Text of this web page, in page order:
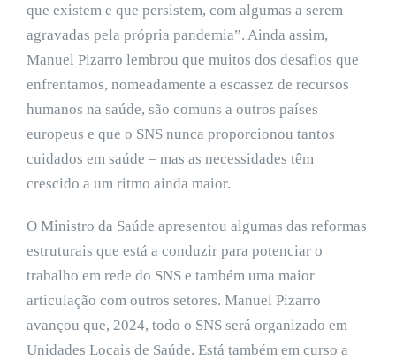
que existem e que persistem, com algumas a serem
agravadas pela própria pandemia”. Ainda assim,
Manuel Pizarro lembrou que muitos dos desafios que
enfrentamos, nomeadamente a escassez de recursos
humanos na saúde, são comuns a outros países
europeus e que o SNS nunca proporcionou tantos
cuidados em saúde – mas as necessidades têm
crescido a um ritmo ainda maior.
O Ministro da Saúde apresentou algumas das reformas
estruturais que está a conduzir para potenciar o
trabalho em rede do SNS e também uma maior
articulação com outros setores. Manuel Pizarro
avançou que, 2024, todo o SNS será organizado em
Unidades Locais de Saúde. Está também em curso a